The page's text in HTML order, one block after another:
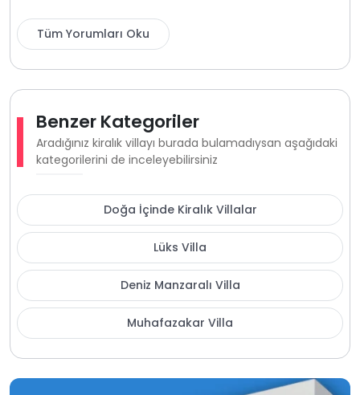
Tüm Yorumları Oku
Benzer Kategoriler
Aradığınız kiralık villayı burada bulamadıysan aşağıdaki
kategorilerini de inceleyebilirsiniz
Doğa İçinde Kiralık Villalar
Lüks Villa
Deniz Manzaralı Villa
Muhafazakar Villa